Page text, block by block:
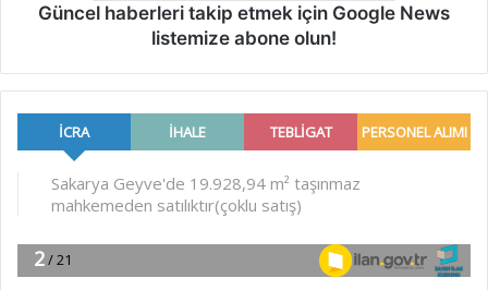
Güncel haberleri takip etmek için Google News
listemize abone olun!